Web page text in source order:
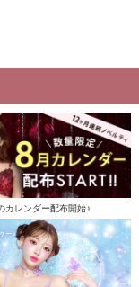
カレンダー配布開始♪